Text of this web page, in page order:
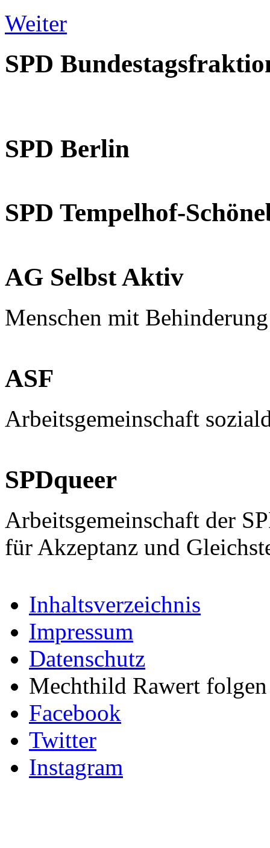
Weiter
SPD
SPD Berlin
SPD Tempelhof-
AG Selbst Aktiv
Menschen mit
ASF
Arbeitsgemeinschaft
SPDqueer
Arbeitsgemeinschaft der
für Akzeptanz und
Inhaltsverzeichnis
Impressum
Datenschutz
Mechthild Rawert
Facebook
Twitter
Instagram